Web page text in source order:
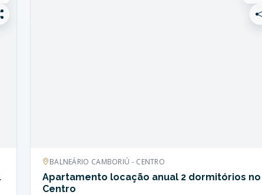
BALNEÁRIO CAMBORIÚ - CENTRO
Apartamento locação anual 2 dormitórios no
Centro